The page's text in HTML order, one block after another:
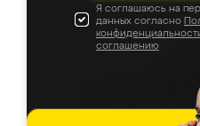
Я соглашаюсь на
данных согласно
соглашению